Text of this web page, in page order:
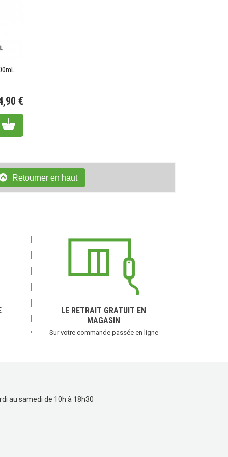
€
Add to cart
Retourner en haut
LE RETRAIT GRATUIT EN
MAGASIN
Sur votre commande passée en ligne
au samedi de 10h à 18h30